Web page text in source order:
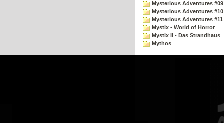
Mysterious Adventures
Mysterious Adventures
Mysterious Adventures
Mystix - World of Horror
Mystix II - Das Strandhaus
Mythos